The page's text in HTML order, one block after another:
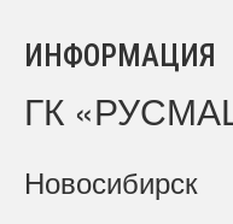
ИНФОРМАЦИЯ
ГК
Новосибирск